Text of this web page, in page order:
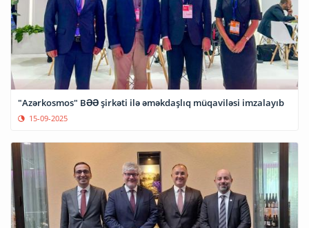
"Azərkosmos" BƏƏ şirkəti ilə əməkdaşlıq müqaviləsi imzalayıb
15-09-2025